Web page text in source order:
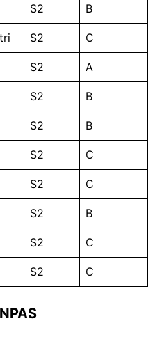
S2 B
S2 C
S2 A
S2 B
S2 B
S2 C
S2 C
S2 B
S2 C
S2 C